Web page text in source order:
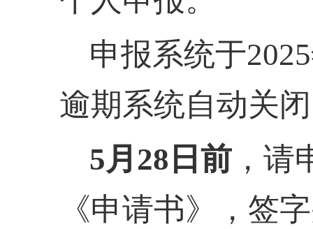
申报系统于
逾期系统自动关
5月 28 日前 ，
《申请书》，签